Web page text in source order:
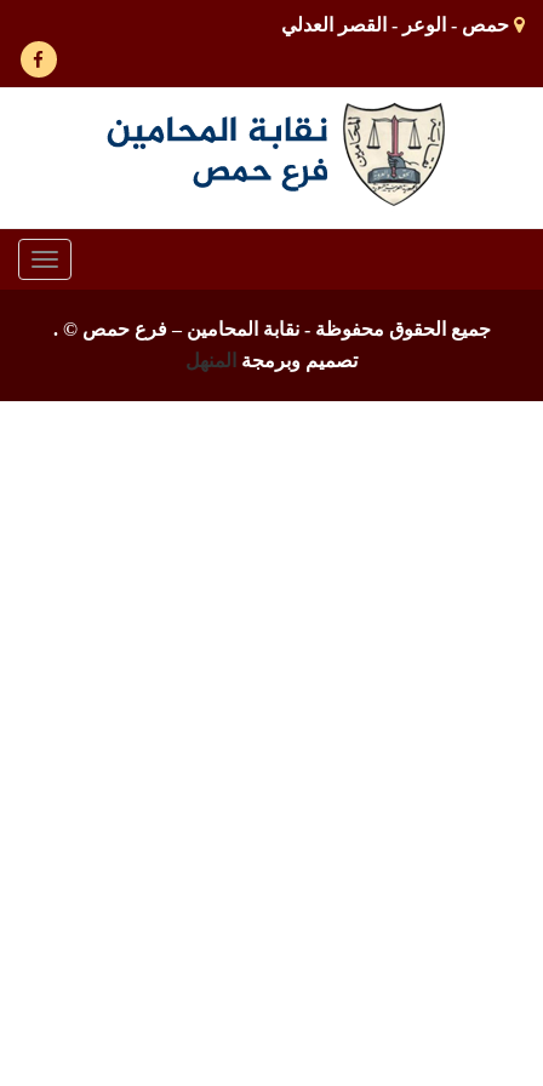
حمص - الوعر - القصر العدلي
جميع الحقوق محفوظة - نقابة المحامين – فرع حمص ©.
تصميم وبرمجة
المنهل